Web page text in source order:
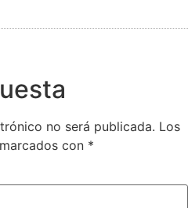
no será publicada. Los
con *